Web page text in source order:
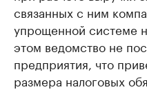
связанных с ним
упрощенной системе
этом ведомство не
предприятия, что
размера налоговых